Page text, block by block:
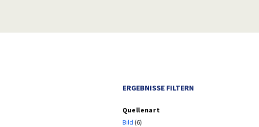
ERGEBNISSE FILTERN
Quellenart
Bild (6)